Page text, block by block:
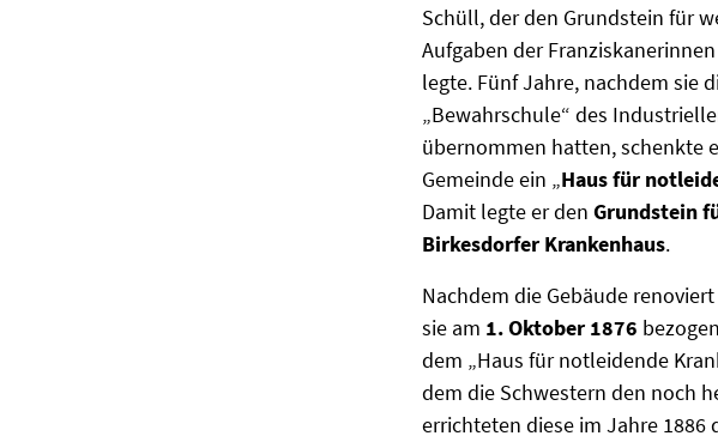
Schüll, der den Grundstein für
Aufgaben der
legte. Fünf Jahre, nachdem sie
„Bewahrschule“ des
übernommen hatten, schenkte
Gemeinde ein „Haus für
Damit legte er den Grundstein
Birkesdorfer Krankenhaus.
Nachdem die Gebäude
sie am 1. Oktober 1876
dem „Haus für notleidende
dem die Schwestern den noch
errichteten diese im Jahre 1886